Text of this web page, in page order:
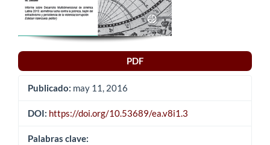
PDF
Publicado: may 11, 2016
DOI: https://doi.org/10.53689/ea.v8i1.3
Palabras clave: